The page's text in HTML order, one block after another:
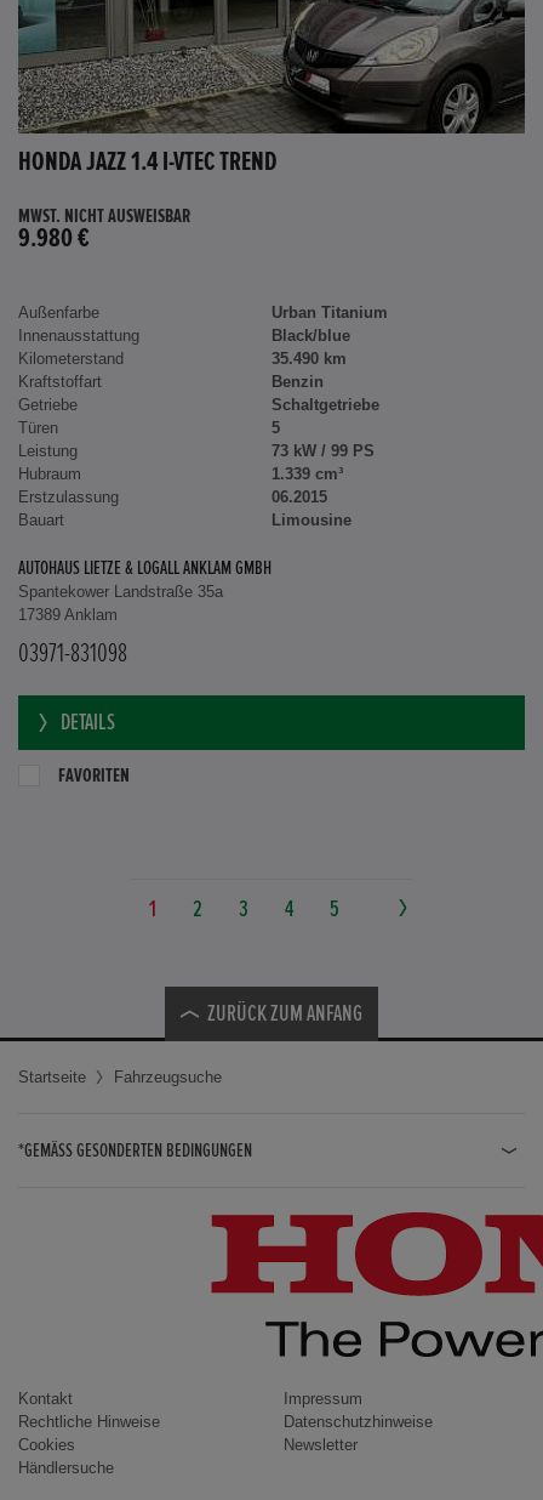
HONDA JAZZ 1.4 I-VTEC TREND
MWST. NICHT AUSWEISBAR
9.980 €
Außenfarbe
Urban Titanium
Innenausstattung
Black/blue
Kilometerstand
35.490 km
Kraftstoffart
Benzin
Getriebe
Schaltgetriebe
Türen
5
Leistung
73 kW / 99 PS
Hubraum
1.339 cm³
Erstzulassung
06.2015
Bauart
Limousine
AUTOHAUS LIETZE & LOGALL ANKLAM GMBH
Spantekower Landstraße 35a
17389 Anklam
03971-831098
DETAILS
FAVORITEN
1 2 3 4 5
ZURÜCK ZUM ANFANG
Startseite Fahrzeugsuche
*GEMÄSS GESONDERTEN BEDINGUNGEN
CIVIC / CIVIC LIMOUSINE
INSIGHT
ACCORD
Kontakt
Impressum
Rechtliche Hinweise
Datenschutzhinweise
Cookies
Newsletter
Händlersuche